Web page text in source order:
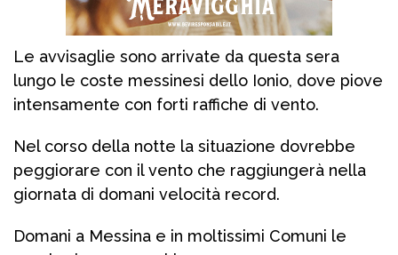
Le avvisaglie sono arrivate da questa sera
lungo le coste messinesi dello Ionio, dove piove
intensamente con forti raffiche di vento.
Nel corso della notte la situazione dovrebbe
peggiorare con il vento che raggiungerà nella
giornata di domani velocità record.
Domani a Messina e in moltissimi Comuni le